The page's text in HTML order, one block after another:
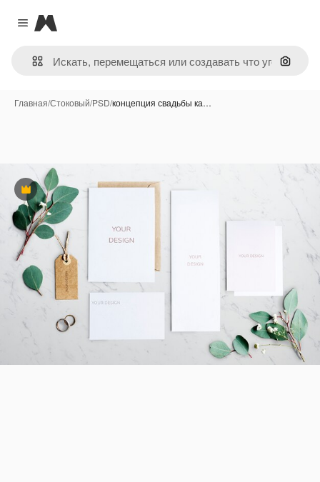
Close menu
Magnific
Поиск
Главная/Стоковый/PSD/концепция свадьбы ка…
Премиум